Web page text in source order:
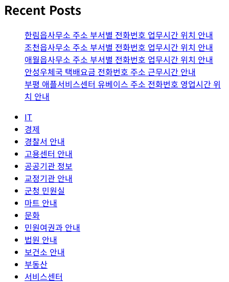
Recent Posts
한림읍사무소 주소 부서별 전화번호 업무시간 위치 안내
조천읍사무소 주소 부서별 전화번호 업무시간 위치 안내
애월읍사무소 주소 부서별 전화번호 업무시간 위치 안내
안성우체국 택배요금 전화번호 주소 근무시간 안내
부평 애플서비스센터 유베이스 주소 전화번호 영업시간 위
치 안내
IT
경제
경찰서 안내
고용센터 안내
공공기관 정보
교정기관 안내
군청 민원실
마트 안내
문화
민원여권과 안내
법원 안내
보건소 안내
부동산
서비스센터